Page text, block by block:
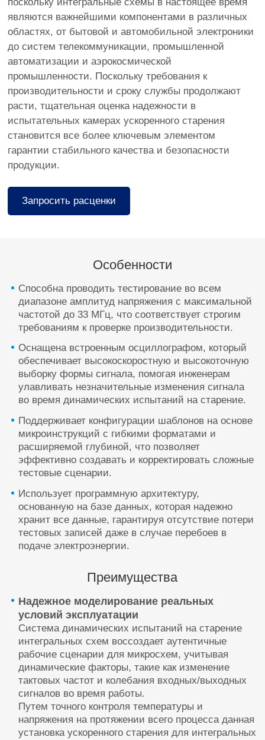
являются важнейшими компонентами в различных
областях, от бытовой и автомобильной электроники
до систем телекоммуникации, промышленной
автоматизации и аэрокосмической
промышленности. Поскольку требования к
производительности и сроку службы продолжают
расти, тщательная оценка надежности в
испытательных камерах ускоренного старения
становится все более ключевым элементом
гарантии стабильного качества и безопасности
продукции.
Запросить расценки
Особенности
Способна проводить тестирование во всем
диапазоне амплитуд напряжения с максимальной
частотой до 33 МГц, что соответствует строгим
требованиям к проверке производительности.
Оснащена встроенным осциллографом, который
обеспечивает высокоскоростную и высокоточную
выборку формы сигнала, помогая инженерам
улавливать незначительные изменения сигнала
во время динамических испытаний на старение.
Поддерживает конфигурации шаблонов на основе
микроинструкций с гибкими форматами и
расширяемой глубиной, что позволяет
эффективно создавать и корректировать сложные
тестовые сценарии.
Использует программную архитектуру,
основанную на базе данных, которая надежно
хранит все данные, гарантируя отсутствие потери
тестовых записей даже в случае перебоев в
подаче электроэнергии.
Преимущества
Надежное моделирование реальных
условий эксплуатации
Система динамических испытаний на старение
интегральных схем воссоздает аутентичные
рабочие сценарии для микросхем, учитывая
динамические факторы, такие как изменение
тактовых частот и колебания входных/выходных
сигналов во время работы.
Путем точного контроля температуры и
напряжения на протяжении всего процесса данная
установка ускоренного старения для интегральных